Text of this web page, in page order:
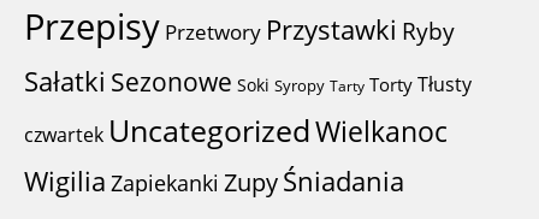
Przepisy Przetwory Przystawki Ryby
Sałatki Sezonowe Soki Syropy Tarty Torty Tłusty
czwartek UncategorizedWielkanoc
Wigilia Zapiekanki ZupyŚniadania